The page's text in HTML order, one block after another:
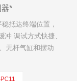
*
抵达终端位置，
冲 调试方式快捷、
无杆气缸和摆动